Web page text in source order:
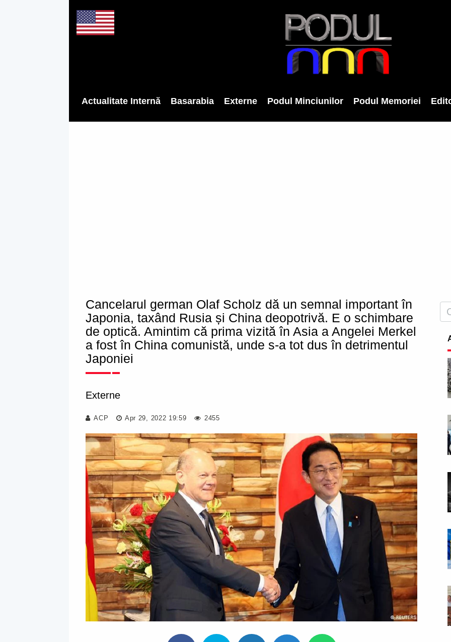
Actualitate Internă Basarabia Externe Podul Minciunilor Podul Memoriei
Cancelarul german Olaf Scholz dă un semnal important în
Japonia, taxând Rusia și China deopotrivă. E o schimbare
de optică. Amintim că prima vizită în Asia a Angelei Merkel
a fost în China comunistă, unde s-a tot dus în detrimentul
Japoniei
Externe
ACP Apr 29, 2022 19:59 2455